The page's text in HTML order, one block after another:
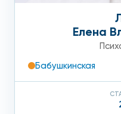
Елена
Бабушкинская